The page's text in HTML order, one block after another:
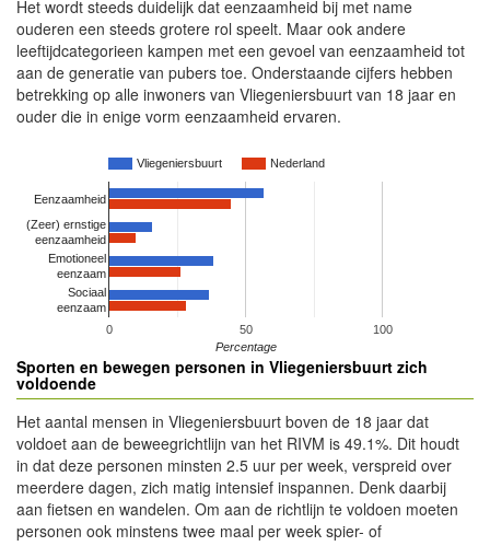
Het wordt steeds duidelijk dat eenzaamheid bij met name
ouderen een steeds grotere rol speelt. Maar ook andere
leeftijdcategorieen kampen met een gevoel van eenzaamheid tot
aan de generatie van pubers toe. Onderstaande cijfers hebben
betrekking op alle inwoners van Vliegeniersbuurt van 18 jaar en
ouder die in enige vorm eenzaamheid ervaren.
Vliegeniersbuurt Nederland
0 50 100
Eenzaamheid
(Zeer) ernstige
eenzaamheid
Emotioneel
eenzaam
Sociaal
eenzaam
Percentage
Sporten en bewegen personen in Vliegeniersbuurt zich
voldoende
Het aantal mensen in Vliegeniersbuurt boven de 18 jaar dat
voldoet aan de beweegrichtlijn van het RIVM is 49.1%. Dit houdt
in dat deze personen minsten 2.5 uur per week, verspreid over
meerdere dagen, zich matig intensief inspannen. Denk daarbij
aan fietsen en wandelen. Om aan de richtlijn te voldoen moeten
personen ook minstens twee maal per week spier- of